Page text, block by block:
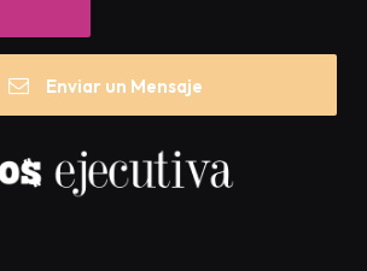
Enviar un Mensaje